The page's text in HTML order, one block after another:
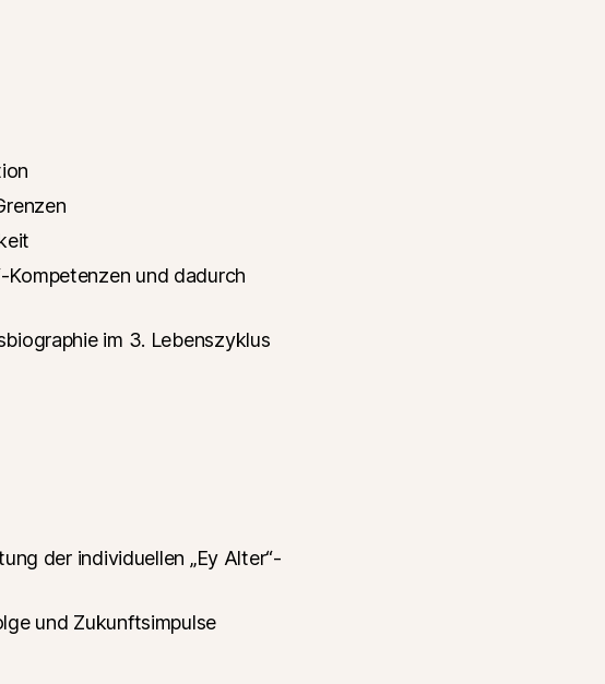
Kompetenzen und dadurch
im 3. Lebenszyklus
der individuellen „Ey Alter“-
und Zukunftsimpulse